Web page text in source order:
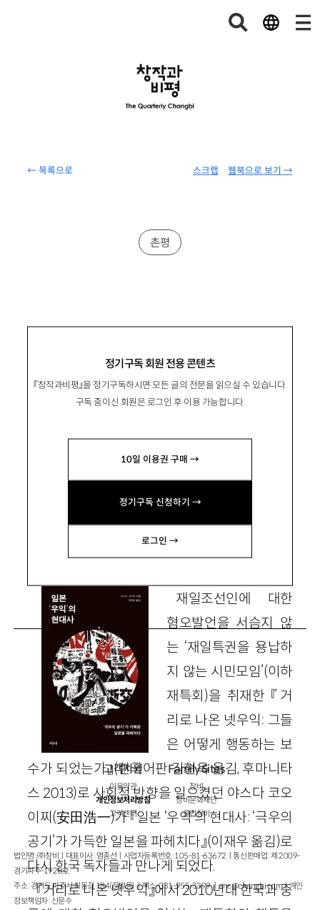
← 목록으로 웹북으로 보기 →
스크랩
정기구독 회원 전용 콘텐츠
『창작과비평』을 정기구독하시면 모든 글의 전문을 읽으실 수 있습니다.
구독 중이신 회원은 로그인 후 이용 가능합니다.
10일 이용권 구매 →
정기구독 신청하기 →
로그인 →
촌평
‘우익의 망망대해’ 속에 새롭게 도래해
인천대 일문과 교수 indimina@gmail.com
재일조선인에 대한
혐오발언을 서슴지 않
는 ‘재일특권을 용납하
지 않는 시민모임’(이하
재특회)을 취재한 『거
리로 나온 넷우익: 그들
은 어떻게 행동하는 보
수가 되었는가』(한국어판 김현욱 옮김, 후마니타
스 2013)로 사회적 반향을 일으켰던 야스다 코오
이찌(安田浩一)가 『일본 ‘우익’의 현대사: ‘극우의
공기’가 가득한 일본을 파헤치다』(이재우 옮김)로
다시 한국 독자들과 만나게 되었다.
『거리로 나온 넷우익』에서 2010년대 한국과 중
고객지원
이용약관
개인정보처리방침
고객센터
Family Sites
창비
창비문화재단
클럽창비
법인명 : ㈜창비ㅣ대표이사 : 염종선ㅣ사업자등록번호 : 105-81-63672ㅣ통신판매업 : 제 2009-
경기파주-1928호
주소 : 경기도 파주시 회동길 184(문발동)ㅣ팩스 : 031-955-3399 ㅣcnc@changbi.comㅣ개인
정보책임자 : 신문수